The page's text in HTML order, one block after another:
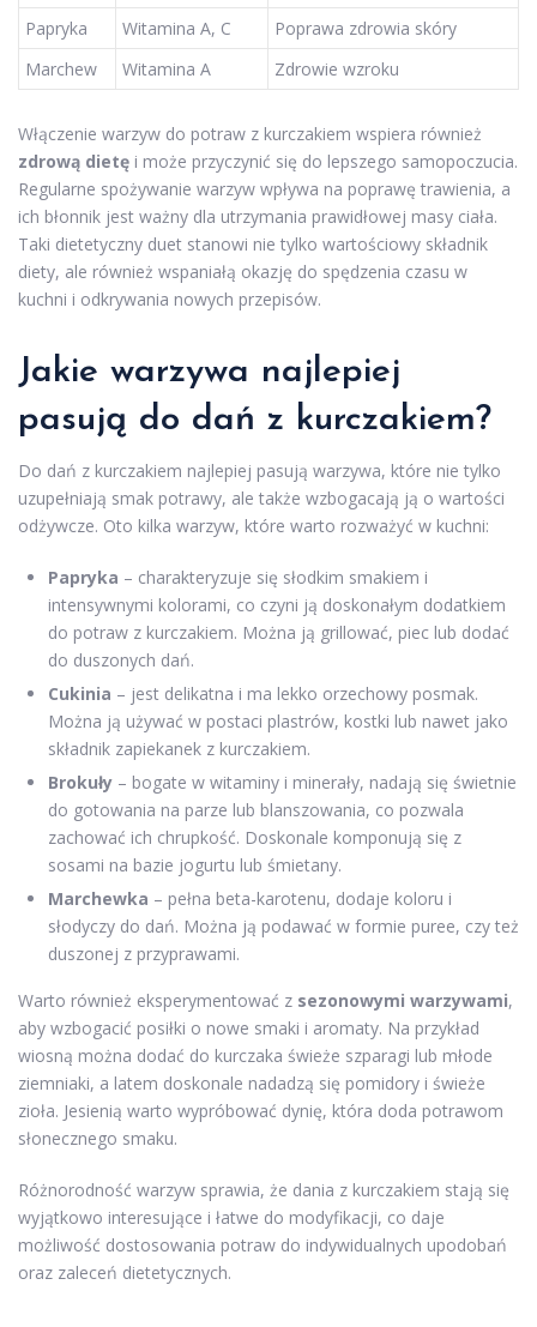
Papryka
Witamina A, C
Poprawa zdrowia skóry
Marchew
Witamina A Zdrowie wzroku
Włączenie warzyw do potraw z kurczakiem wspiera również
zdrową dietę i może przyczynić się do lepszego samopoczucia.
Regularne spożywanie warzyw wpływa na poprawę trawienia, a
ich błonnik jest ważny dla utrzymania prawidłowej masy ciała.
Taki dietetyczny duet stanowi nie tylko wartościowy składnik
diety, ale również wspaniałą okazję do spędzenia czasu w
kuchni i odkrywania nowych przepisów.
Jakie warzywa najlepiej
pasują do dań z kurczakiem?
Do dań z kurczakiem najlepiej pasują warzywa, które nie tylko
uzupełniają smak potrawy, ale także wzbogacają ją o wartości
odżywcze. Oto kilka warzyw, które warto rozważyć w kuchni:
Papryka – charakteryzuje się słodkim smakiem i
intensywnymi kolorami, co czyni ją doskonałym dodatkiem
do potraw z kurczakiem. Można ją grillować, piec lub dodać
do duszonych dań.
Cukinia – jest delikatna i ma lekko orzechowy posmak.
Można ją używać w postaci plastrów, kostki lub nawet jako
składnik zapiekanek z kurczakiem.
Brokuły – bogate w witaminy i minerały, nadają się świetnie
do gotowania na parze lub blanszowania, co pozwala
zachować ich chrupkość. Doskonale komponują się z
sosami na bazie jogurtu lub śmietany.
Marchewka – pełna beta-karotenu, dodaje koloru i
słodyczy do dań. Można ją podawać w formie puree, czy też
duszonej z przyprawami.
Warto również eksperymentować z sezonowymi warzywami,
aby wzbogacić posiłki o nowe smaki i aromaty. Na przykład
wiosną można dodać do kurczaka świeże szparagi lub młode
ziemniaki, a latem doskonale nadadzą się pomidory i świeże
zioła. Jesienią warto wypróbować dynię, która doda potrawom
słonecznego smaku.
Różnorodność warzyw sprawia, że dania z kurczakiem stają się
wyjątkowo interesujące i łatwe do modyfikacji, co daje
możliwość dostosowania potraw do indywidualnych upodobań
oraz zaleceń dietetycznych.